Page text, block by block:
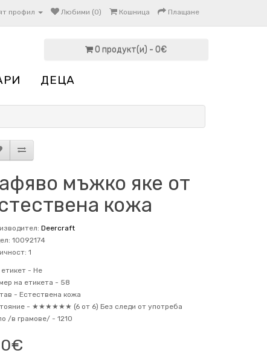
профил Любими (0) Кошница Плащане
0 продукт(и) - 0€
ДЕЦА
мъжко яке от
кожа
Deercraft
10092174
1
- Не
на етикета - 58
- Естествена кожа
- ★★★★★★ (6 от 6) Без следи от употреба
/в грамове/ - 1210